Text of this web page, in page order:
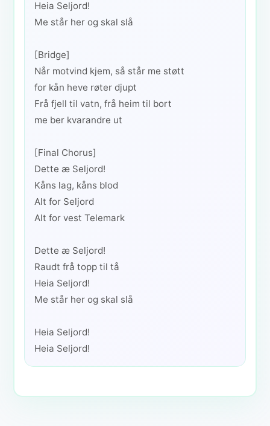
Heia Seljord!
Me står her og skal slå
[Bridge]
Når motvind kjem, så står me støtt
for kån heve røter djupt
Frå fjell til vatn, frå heim til bort
me ber kvarandre ut
[Final Chorus]
Dette æ Seljord!
Kåns lag, kåns blod
Alt for Seljord
Alt for vest Telemark
Dette æ Seljord!
Raudt frå topp til tå
Heia Seljord!
Me står her og skal slå
Heia Seljord!
Heia Seljord!